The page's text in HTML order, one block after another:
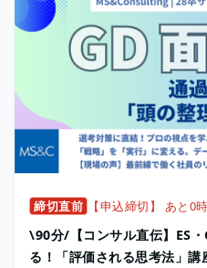
締切直前 【申込締切】 あと0
\90分/【コンサル直伝】ES
る！「評価される思考法」